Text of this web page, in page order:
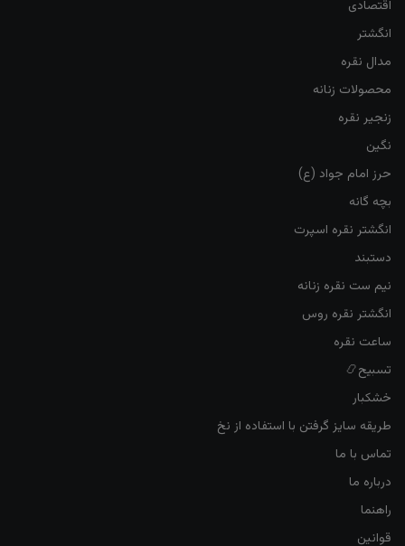
اقتصادی
انگشتر
مدال نقره
محصولات زنانه
زنجیر نقره
نگین
حرز امام جواد (ع)
بچه گانه
انگشتر نقره اسپرت
دستبند
نیم ست نقره زنانه
انگشتر نقره روس
ساعت نقره
تسبیح📿
خشکبار
طریقه سایز گرفتن با استفاده از نخ
تماس با ما
درباره ما
راهنما
قوانین